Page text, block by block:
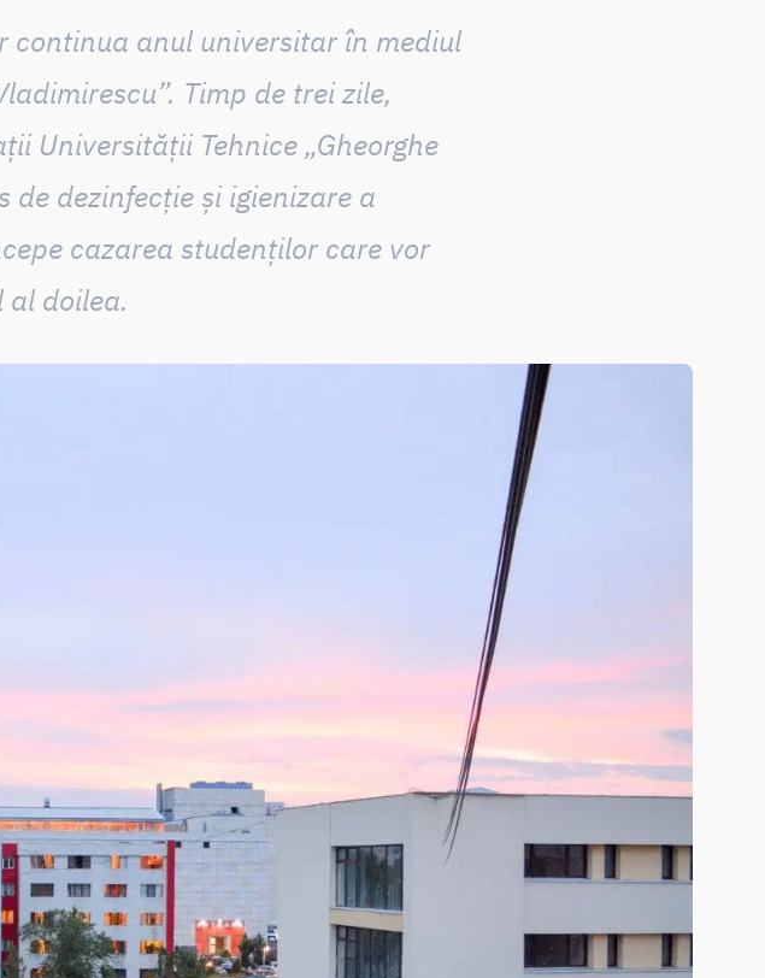
continua anul universitar în mediul
Timp de trei zile,
Universității Tehnice „Gheorghe
de dezinfecție și igienizare a
cazarea studenților care vor
doilea.